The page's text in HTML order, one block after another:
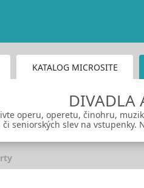
KATALOG MICROSITE
DIVADLA
operu, operetu, činohru,
seniorských slev na